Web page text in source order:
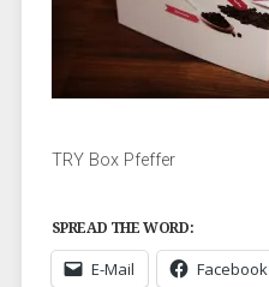
TRY Box Pfeffer
SPREAD THE WORD:
E-Mail Facebook